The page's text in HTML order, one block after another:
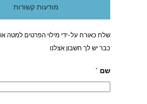
מודעות קשורות
שלח כאורח על-ידי מילוי הפרטים למטה או
כבר יש לך חשבון אצלנו
שם *